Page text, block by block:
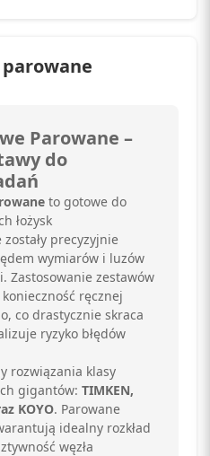
Parowane –
do
to gotowe do
łożysk
precyzyjnie
wymiarów i luzów
Zastosowanie zestawów
ręcznej
co drastycznie skraca
ryzyko błędów
rozwiązania klasy
gigantów: TIMKEN,
KOYO. Parowane
idealny rozkład
węzła